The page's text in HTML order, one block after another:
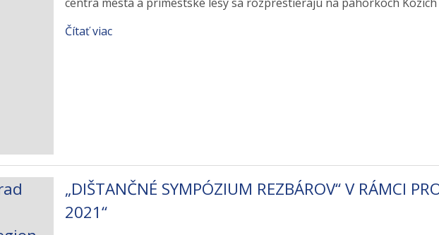
Čítať viac
„DIŠTANČNÉ SYMPÓZIUM REZBÁROV“ V RÁMCI
2021“